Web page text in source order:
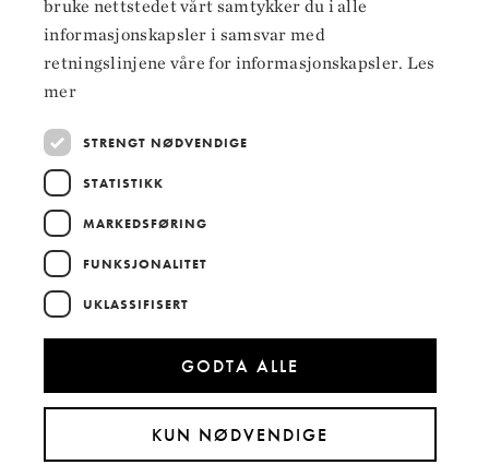
Facebook
Instagram
LinkedIn
Hoved­samarbeidspartnere
bruke nettstedet vårt samtykker du i alle
informasjonskapsler i samsvar med
retningslinjene våre for informasjonskapsler. Les
mer
STRENGT NØDVENDIGE
STATISTIKK
MARKEDSFØRING
FUNKSJONALITET
UKLASSIFISERT
GODTA ALLE
KUN NØDVENDIGE